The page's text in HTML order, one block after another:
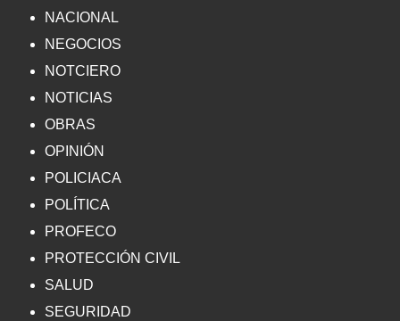
NACIONAL
NEGOCIOS
NOTCIERO
NOTICIAS
OBRAS
OPINIÓN
POLICIACA
POLÍTICA
PROFECO
PROTECCIÓN CIVIL
SALUD
SEGURIDAD